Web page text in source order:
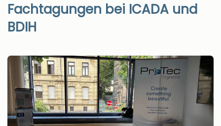
Fachtagungen bei ICADA und
BDIH